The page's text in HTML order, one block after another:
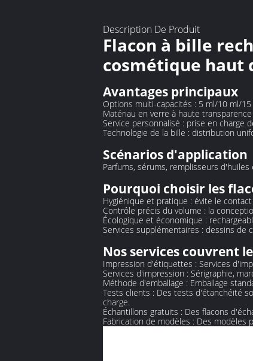
Description De Produit
Flacon à bille
cosmétique haut
Avantages principaux
Options multi-capacités : 5 ml/10 ml/
Matériau en verre à haute
Service personnalisé : prise en charge
Technologie de la bille : distribution
Scénarios d'application
Parfums, sérums, remplisseurs
Pourquoi choisir les
Hygiénique et pratique : évite le
Contrôle précis du volume : la
Écologique et économique :
Services supplémentaires : dessins
Nos services couvrent
‌Impression d'étiquettes‌ : Services
‌Services d'impression‌ : Sérigraphie,
‌Méthode d'emballage‌ : Emballage
‌Tests clients‌ : Des tests d'étanchéité
charge.
‌Échantillons gratuits‌ : Des flacons
‌Fabrication de modèles‌ : Des